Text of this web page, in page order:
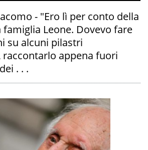
- "Ero lì per conto della
Leone. Dovevo fare
su alcuni pilastri
appena fuori
. . .